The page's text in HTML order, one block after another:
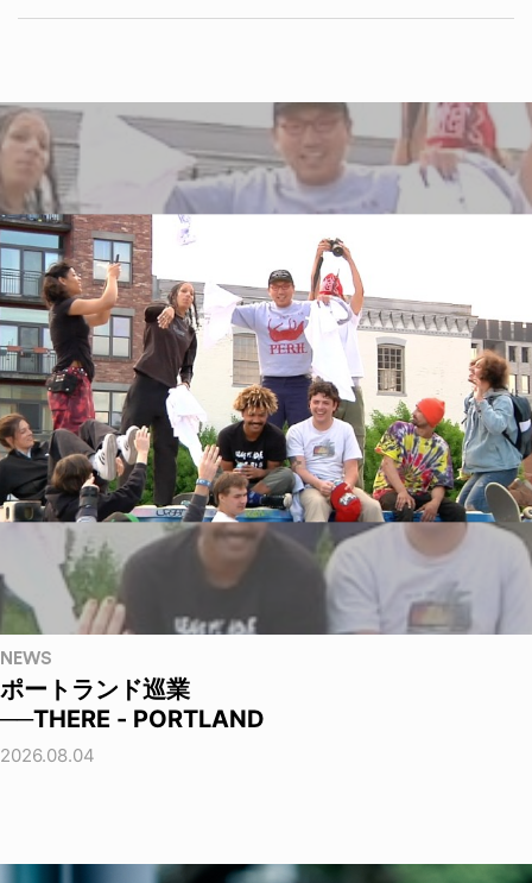
NEWS
ポートランド巡業
──THERE - PORTLAND
2026.08.04